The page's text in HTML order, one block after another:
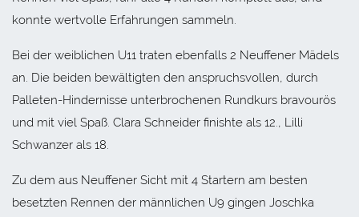
konnte wertvolle Erfahrungen sammeln.
Bei der weiblichen U11 traten ebenfalls 2 Neuffener Mädels
an. Die beiden bewältigten den anspruchsvollen, durch
Palleten-Hindernisse unterbrochenen Rundkurs bravourös
und mit viel Spaß. Clara Schneider finishte als 12., Lilli
Schwanzer als 18.
Zu dem aus Neuffener Sicht mit 4 Startern am besten
besetzten Rennen der männlichen U9 gingen Joschka